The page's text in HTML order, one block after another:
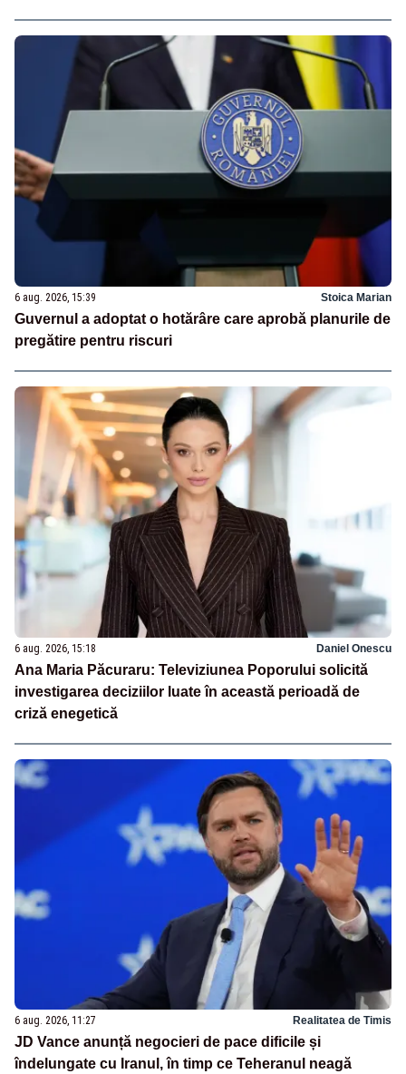
6 aug. 2026, 15:39 Stoica Marian
Guvernul a adoptat o hotărâre care aprobă planurile de
pregătire pentru riscuri
6 aug. 2026, 15:18 Daniel Onescu
Ana Maria Păcuraru: Televiziunea Poporului solicită
investigarea deciziilor luate în această perioadă de
criză enegetică
6 aug. 2026, 11:27 Realitatea de Timis
JD Vance anunță negocieri de pace dificile și
îndelungate cu Iranul, în timp ce Teheranul neagă